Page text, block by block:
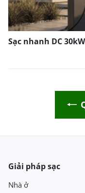
Sạc nhanh DC
Giải pháp sạc
Nhà ở